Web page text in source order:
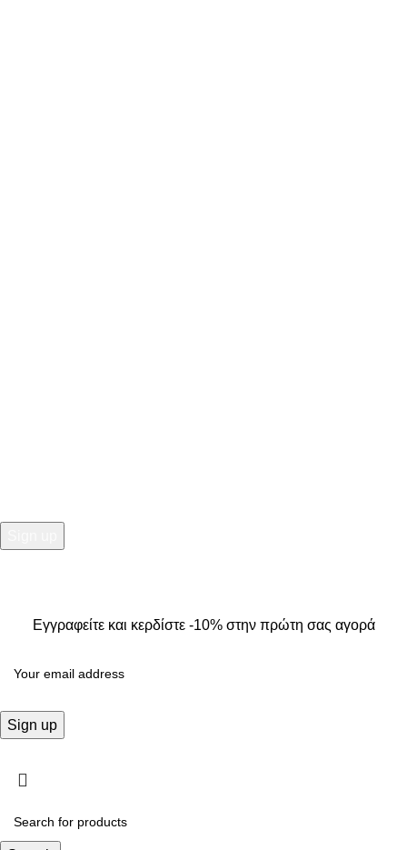
Εγγραφείτε και κερδίστε -10% στην πρώτη σας αγορά